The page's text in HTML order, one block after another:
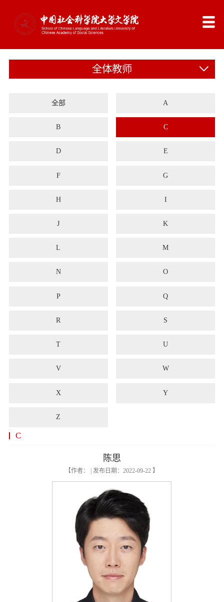
全体教师
全部 A
B C
D E
F G
H I
J K
L M
N O
P Q
R S
T U
V W
X Y
Z
C
陈思
【作者： | 发布日期：2022-09-22 】